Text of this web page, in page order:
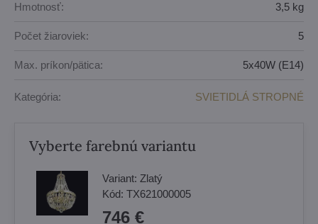
Hmotnosť: 3,5 kg
Počet žiaroviek: 5
Max. príkon/pätica: 5x40W (E14)
Kategória: SVIETIDLÁ STROPNÉ
Vyberte farebnú variantu
Variant: Zlatý
Kód: TX621000005
746 €